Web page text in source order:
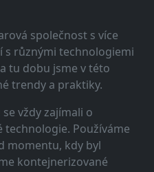
společnost s více
s různými technologiemi
tu dobu jsme v této
trendy a praktiky.
vždy zajímali o
technologie. Používáme
momentu, kdy byl
kontejnerizované